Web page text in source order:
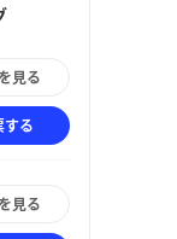
見る
する
見る